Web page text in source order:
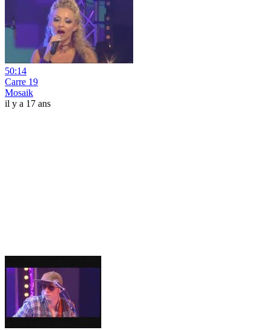
50:14
Carre 19
Mosaik
il y a 17 ans